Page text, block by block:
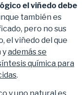
el viñedo debe
también es
pero no sus
el viñedo del que
yademás se
química para
.